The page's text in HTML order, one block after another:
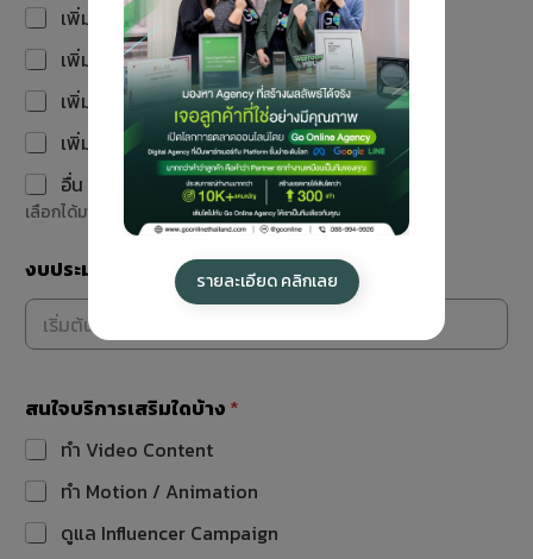
เพิ่มการรับชมวิดีโอ
เพิ่มผู้ติดตาม TikTok
เพิ่มยอดเข้าชมเว็บไซต์
เพิ่มการสั่งซื้อบนเว็บไซต์
อื่น ๆ
เลือกได้มากกว่าหนึ่งข้อ
งบประมาณเฉลี่ย/เดือน (บาท)*
สนใจบริการเสริมใดบ้าง *
ทำ Video Content
ทำ Motion / Animation
ดูแล Influencer Campaign
รายละเอียด คลิกเลย